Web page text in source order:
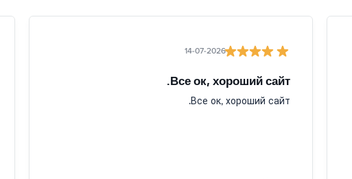
14-07-2026
Все ок, хороший сайт.
Все ок, хороший сайт.